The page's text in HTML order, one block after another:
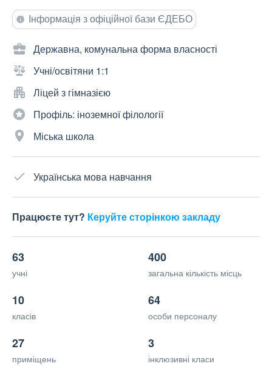
Інформація з офіційної бази ЄДЕБО
Державна, комунальна форма власності
Учні/освітяни 1:1
Ліцей з гімназією
Профіль: іноземної філології
Міська школа
Українська мова навчання
Працюєте тут? Керуйте сторінкою закладу
63
учні
400
загальна кількість місць
10
класів
64
особи персоналу
27
приміщень
3
інклюзивні класи